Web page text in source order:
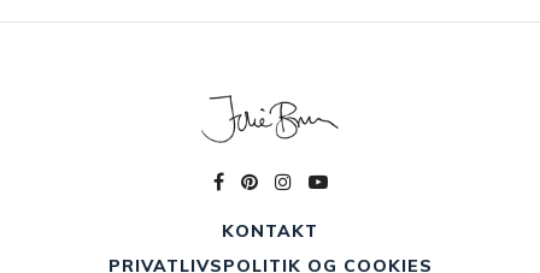
KONTAKT
PRIVATLIVSPOLITIK OG COOKIES